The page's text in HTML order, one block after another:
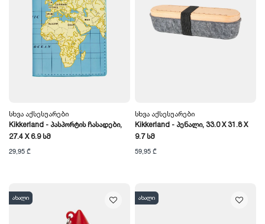
Სხვა Აქსესუარები
Kikkerland - Პასპორტის Ჩასადები,
27.4 X 6.9 Სმ
29,95 ₾
Სხვა Აქსესუარები
Kikkerland - Პენალი, 33.0 X 31.8 X
9.7 Სმ
59,95 ₾
ახალი ახალი